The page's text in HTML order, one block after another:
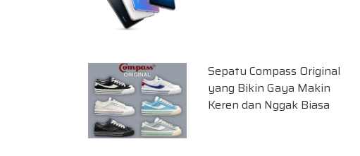
Sepatu Compass Original
yang Bikin Gaya Makin
Keren dan Nggak Biasa